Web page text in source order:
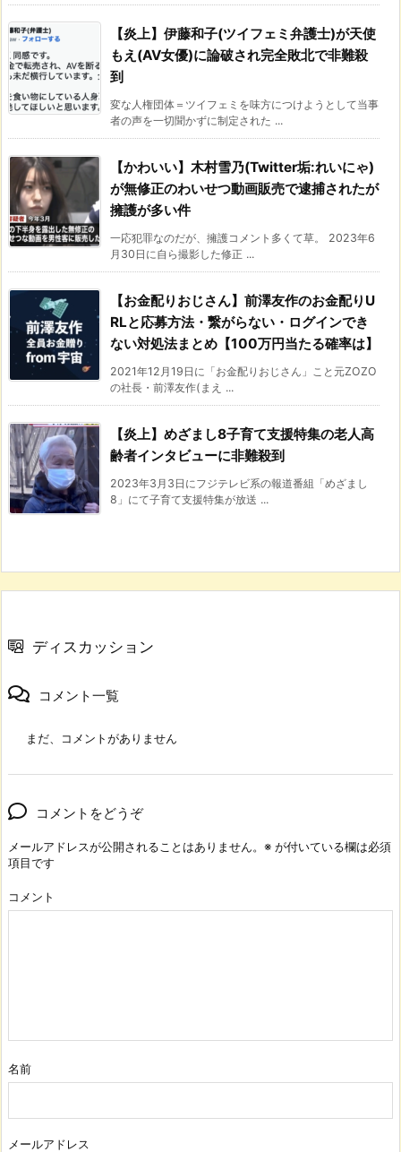
【炎上】伊藤和子(ツイフェミ弁護士)が天使
もえ(AV女優)に論破され完全敗北で非難殺
到
変な人権団体＝ツイフェミを味方につけようとして当事
者の声を一切聞かずに制定された ...
【かわいい】木村雪乃(Twitter垢:れいにゃ)
が無修正のわいせつ動画販売で逮捕されたが
擁護が多い件
一応犯罪なのだが、擁護コメント多くて草。 2023年6
月30日に自ら撮影した修正 ...
【お金配りおじさん】前澤友作のお金配りU
RLと応募方法・繋がらない・ログインでき
ない対処法まとめ【100万円当たる確率は】
2021年12月19日に「お金配りおじさん」こと元ZOZO
の社長・前澤友作(まえ ...
【炎上】めざまし8子育て支援特集の老人高
齢者インタビューに非難殺到
2023年3月3日にフジテレビ系の報道番組「めざまし
8」にて子育て支援特集が放送 ...
ディスカッション
コメント一覧
まだ、コメントがありません
コメントをどうぞ
メールアドレスが公開されることはありません。 ※ が付いている欄は必須
項目です
コメント
名前
メールアドレス